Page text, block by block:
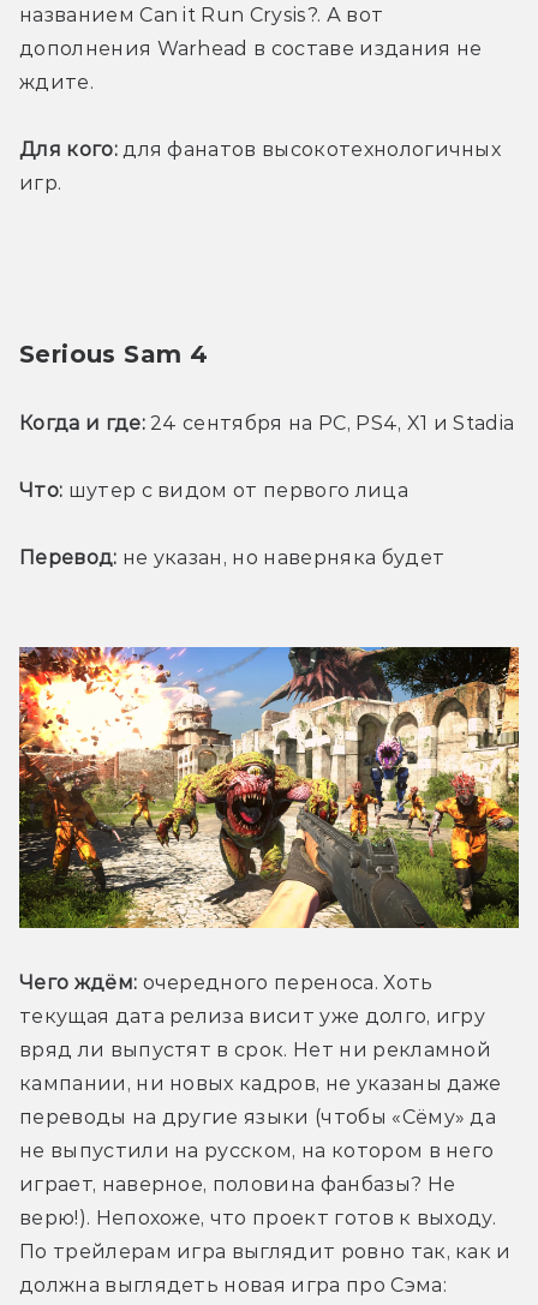
названием Can it Run Crysis?. А вот
дополнения Warhead в составе издания не
ждите.
Для кого: для фанатов высокотехнологичных
игр.
Serious Sam 4
Когда и где: 24 сентября на PC, PS4, X1 и Stadia
Что: шутер с видом от первого лица
Перевод: не указан, но наверняка будет
Чего ждём: очередного переноса. Хоть
текущая дата релиза висит уже долго, игру
вряд ли выпустят в срок. Нет ни рекламной
кампании, ни новых кадров, не указаны даже
переводы на другие языки (чтобы «Сёму» да
не выпустили на русском, на котором в него
играет, наверное, половина фанбазы? Не
верю!). Непохоже, что проект готов к выходу.
По трейлерам игра выглядит ровно так, как и
должна выглядеть новая игра про Сэма: